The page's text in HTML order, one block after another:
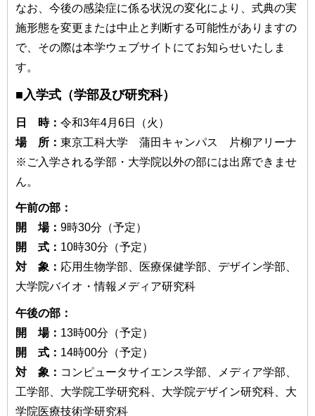
なお、今後の感染症に係る状況の変化により、式典の実
施形態を変更または中止と判断する可能性がありますの
で、その際は本学ウェブサイトにてお知らせいたしま
す。
■入学式（学部及び研究科）
日 時： 令和3年4月6日（火）
場 所： 東京工科大学 蒲田キャンパス 片柳アリーナ
※ご入学される学部・大学院以外の部には出席できませ
ん。
午前の部：
開 場： 9時30分（予定）
開 式： 10時30分（予定）
対 象： 応用生物学部、医療保健学部、デザイン学部、
大学院バイオ・情報メディア研究科
午後の部：
開 場： 13時00分（予定）
開 式： 14時00分（予定）
対 象： コンピュータサイエンス学部、メディア学部、
工学部、大学院工学研究科、大学院デザイン研究科、大
学院医療技術学研究科